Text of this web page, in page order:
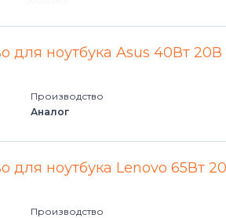
для ноутбука Asus 40Вт 20В
Производство
Аналог
для ноутбука Lenovo 65Вт
Производство